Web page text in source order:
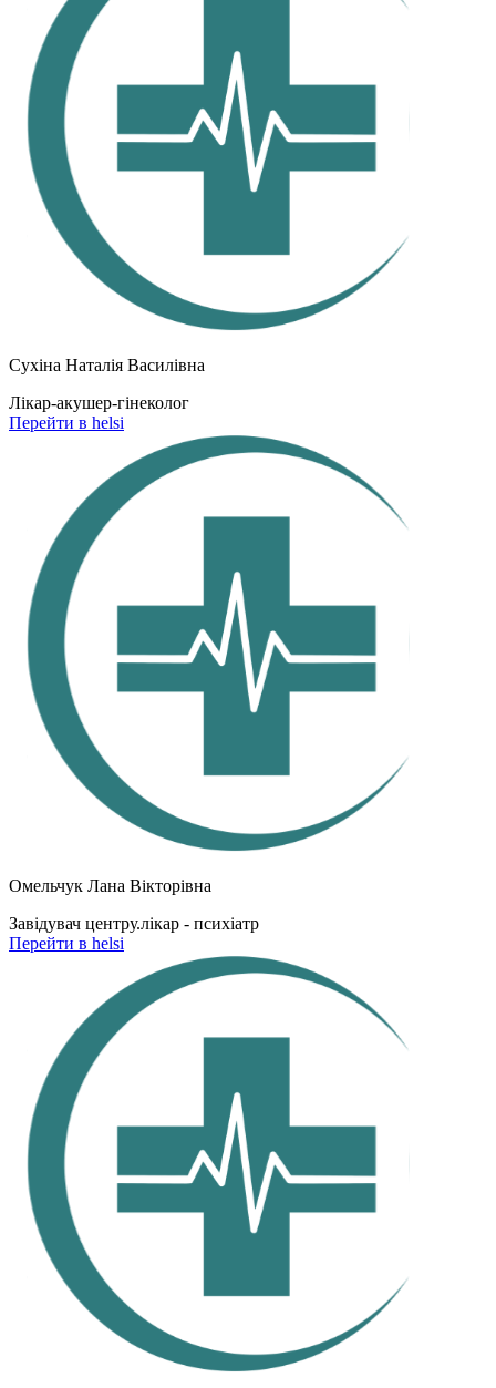
Сухіна Наталія Василівна
Лікар-акушер-гінеколог
Перейти в helsi
Омельчук Лана Вікторівна
Завідувач центру.лікар - психіатр
Перейти в helsi